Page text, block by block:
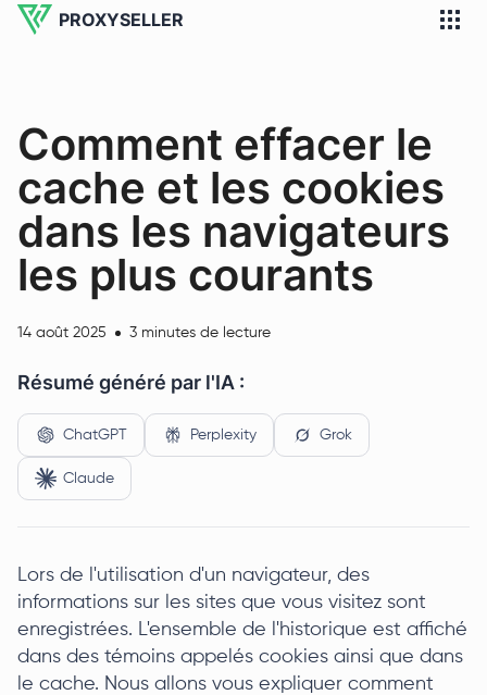
PROXYSELLER
Comment effacer le
cache et les cookies
dans les navigateurs
les plus courants
14 août 2025 3 minutes de lecture
Résumé généré par l'IA :
ChatGPT Perplexity Grok
Claude
Lors de l'utilisation d'un navigateur, des
informations sur les sites que vous visitez sont
enregistrées. L'ensemble de l'historique est affiché
dans des témoins appelés cookies ainsi que dans
le cache. Nous allons vous expliquer comment